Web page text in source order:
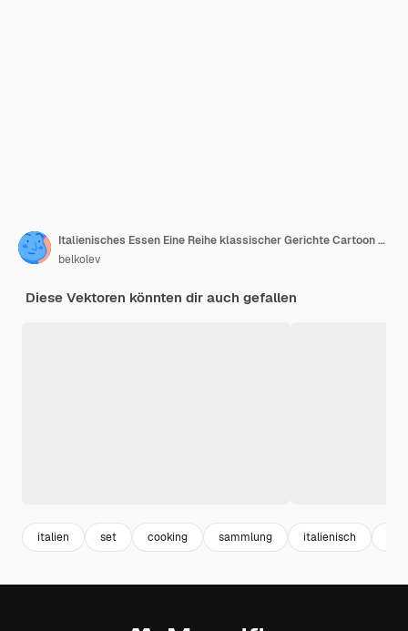
Italienisches Essen Eine Reihe klassischer Gerichte Cartoon handgezeichnete Illustration
belkolev
Diese Vektoren könnten dir auch gefallen
italien set cooking sammlung italienisch